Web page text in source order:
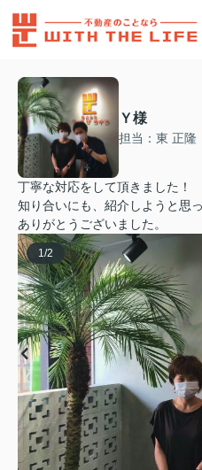
Ｙ様
担当：東 正隆
丁寧な対応をして頂きました！
知り合いにも、紹介しようと思っ
ありがとうございました。
1/2